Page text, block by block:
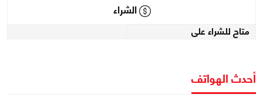
الشراء
متاح للشراء على
أحدث الهواتف